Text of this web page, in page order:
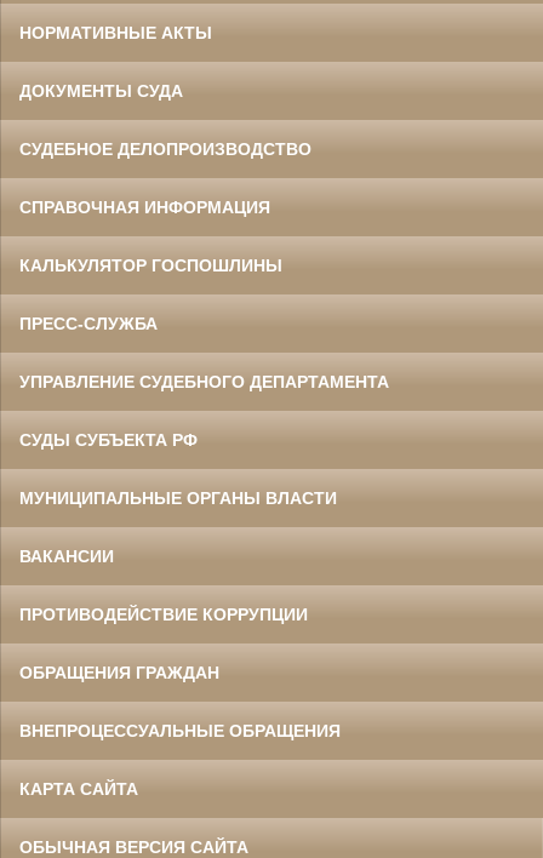
НОРМАТИВНЫЕ АКТЫ
ДОКУМЕНТЫ СУДА
СУДЕБНОЕ ДЕЛОПРОИЗВОДСТВО
СПРАВОЧНАЯ ИНФОРМАЦИЯ
КАЛЬКУЛЯТОР ГОСПОШЛИНЫ
ПРЕСС-СЛУЖБА
УПРАВЛЕНИЕ СУДЕБНОГО ДЕПАРТАМЕНТА
СУДЫ СУБЪЕКТА РФ
МУНИЦИПАЛЬНЫЕ ОРГАНЫ ВЛАСТИ
ВАКАНСИИ
ПРОТИВОДЕЙСТВИЕ КОРРУПЦИИ
ОБРАЩЕНИЯ ГРАЖДАН
ВНЕПРОЦЕССУАЛЬНЫЕ ОБРАЩЕНИЯ
КАРТА САЙТА
ОБЫЧНАЯ ВЕРСИЯ САЙТА